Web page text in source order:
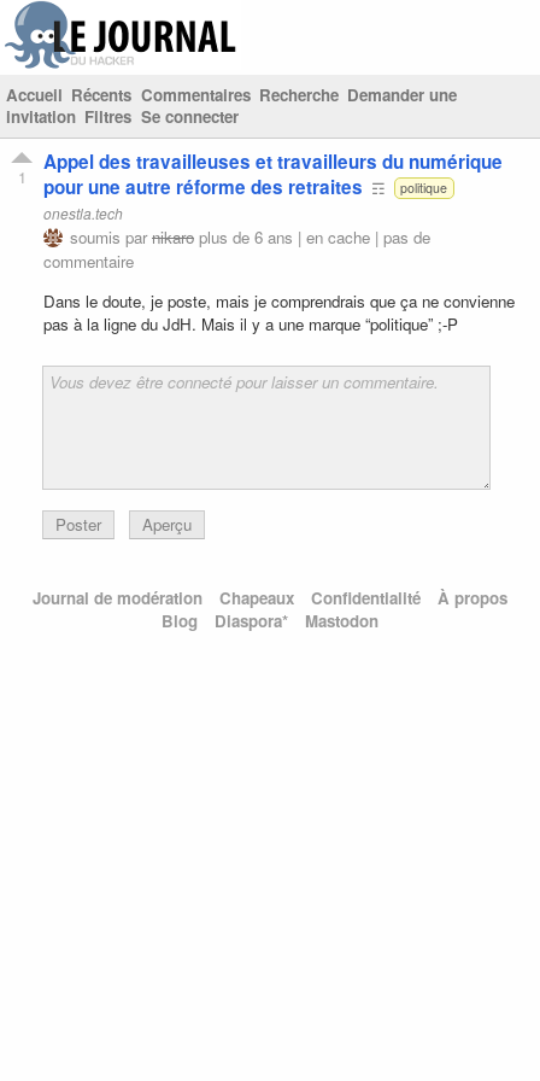
Accueil Récents Commentaires Recherche Demander une
invitation Filtres Se connecter
1
Appel des travailleuses et travailleurs du numérique
pour une autre réforme des retraites ☶ politique
onestla.tech
soumis parnikaro plus de 6 ans | en cache | pas de
commentaire
Dans le doute, je poste, mais je comprendrais que ça ne convienne
pas à la ligne du JdH. Mais il y a une marque “politique” ;-P
Poster Aperçu
Journal de modération Chapeaux Confidentialité
À propos
Blog
Diaspora* Mastodon